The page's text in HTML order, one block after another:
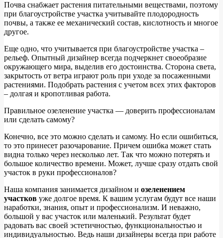
Почва снабжает растения питательными веществами, поэтому
при благоустройстве участка учитывайте плодородность
почвы, а также ее механический состав, кислотность и многое
другое.
Еще одно, что учитывается при благоустройстве участка –
рельеф. Опытный дизайнер всегда подчеркнет своеобразие
окружающего мира, выделив его достоинства. Сторона света,
закрытость от ветра играют роль при уходе за посаженными
растениями. Подобрать растения с учетом всех этих факторов
– долгая и кропотливая работа.
Правильное озеленение участка — доверить профессионалам
или сделать самому?
Конечно, все это можно сделать и самому. Но если ошибиться,
то это принесет разочарование. Причем ошибка может стать
видна только через несколько лет. Так что можно потерять и
большое количество времени. Может, лучше сразу отдать свой
участок в руки профессионалов?
Наша компания занимается дизайном и озеленением
участков уже долгое время. К вашим услугам будут все наши
наработки, знания, опыт и профессионализм. И неважно,
большой у вас участок или маленький. Результат будет
радовать вас своей эстетичностью, функциональностью и
индивидуальностью. Ведь наши дизайнеры всегда при работе